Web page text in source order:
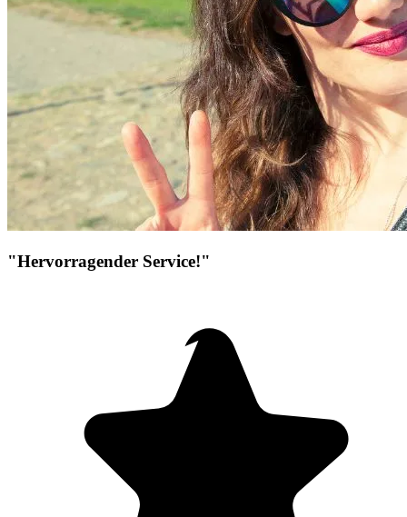
"Hervorragender Service!"